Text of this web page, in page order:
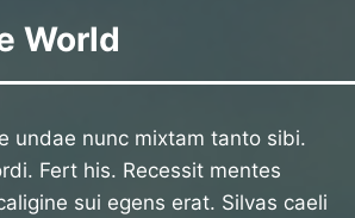
World
undae nunc mixtam tanto sibi.
Fert his. Recessit mentes
sui egens erat. Silvas caeli